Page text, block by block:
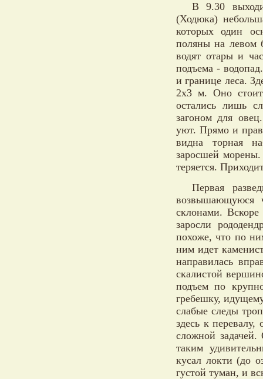
В 9.30
(Ходюка)
которых один
поляны на левом
водят отары и
подъема -
и границе леса.
2х3 м. Оно стоит
остались лишь
загоном для
уют. Прямо и
видна торная
заросшей
теряется.
Первая
возвышающуюся
склонами.
заросли
похоже, что по
ним идет
направилась
скалистой
подъем по
гребешку,
слабые следы
здесь к
сложной
таким
кусал локти (до
густой туман, и